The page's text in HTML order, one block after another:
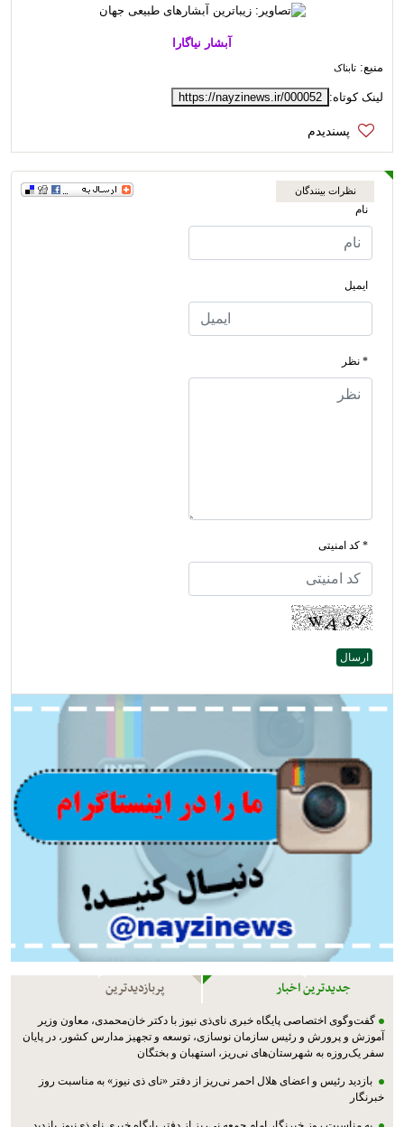
آبشار نیاگارا
منبع: تابناک
لینک کوتاه: https://nayzinews.ir/000052
نظرات بینندگان
نام
ایمیل
* نظر
* کد امنیتی
جدیدترین اخبار پربازدیدترین
گفت‌وگوی اختصاصی پایگاه خبری نای‌ذی نیوز با دکتر خان‌محمدی، معاون وزیر
آموزش و پرورش و رئیس سازمان نوسازی، توسعه و تجهیز مدارس کشور، در پایان
سفر یک‌روزه به شهرستان‌های نی‌ریز، استهبان و بختگان
بازدید رئیس و اعضای هلال احمر نی‌ریز از دفتر «نای ذی نیوز» به مناسبت روز
خبرنگار